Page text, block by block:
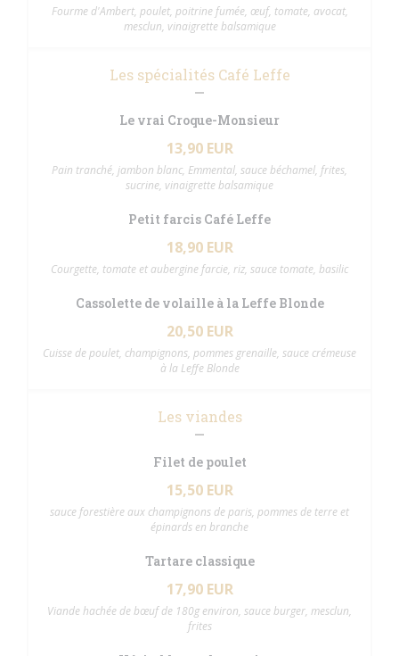
Fourme d'Ambert, poulet, poitrine fumée, œuf, tomate, avocat,
mesclun, vinaigrette balsamique
Les spécialités Café Leffe
Le vrai Croque-Monsieur
13,90 EUR
Pain tranché, jambon blanc, Emmental, sauce béchamel, frites,
sucrine, vinaigrette balsamique
Petit farcis Café Leffe
18,90 EUR
Courgette, tomate et aubergine farcie, riz, sauce tomate, basilic
Cassolette de volaille à la Leffe Blonde
20,50 EUR
Cuisse de poulet, champignons, pommes grenaille, sauce crémeuse
à la Leffe Blonde
Les viandes
Filet de poulet
15,50 EUR
sauce forestière aux champignons de paris, pommes de terre et
épinards en branche
Tartare classique
17,90 EUR
Viande hachée de bœuf de 180g environ, sauce burger, mesclun,
frites